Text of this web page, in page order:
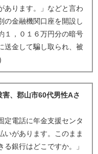
あります。」などと言わ
の金融機関口座を開設し
１，０１６万円分の暗号
送金して騙し取られ、被
害、郡山市60代男性Aさ
電話に年金支援センタ
いがあります。このまま
銀行はどこですか。」